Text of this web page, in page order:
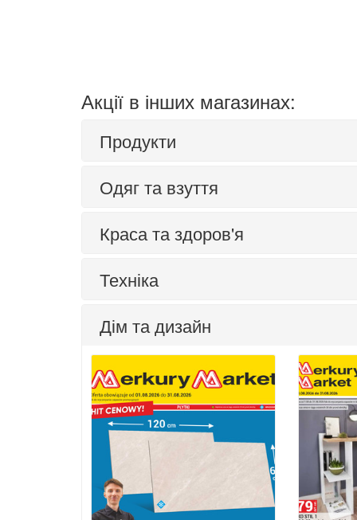
Акції в інших магазинах:
Продукти
Одяг та взуття
Краса та здоров'я
Техніка
Дім та дизайн